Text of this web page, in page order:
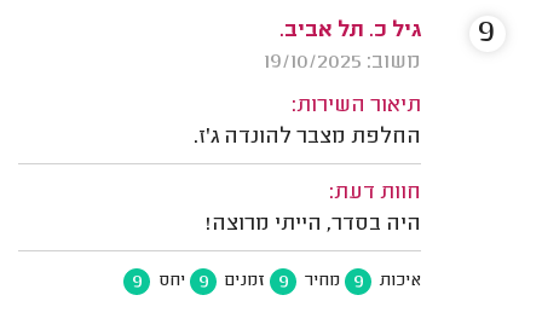
גיל כ. תל אביב.
משוב: 19/10/2025
תיאור השירות:
החלפת מצבר להונדה ג'ז.
חוות דעת:
היה בסדר, הייתי מרוצה!
איכות 9 מחיר 9 זמנים 9 יחס 9
9